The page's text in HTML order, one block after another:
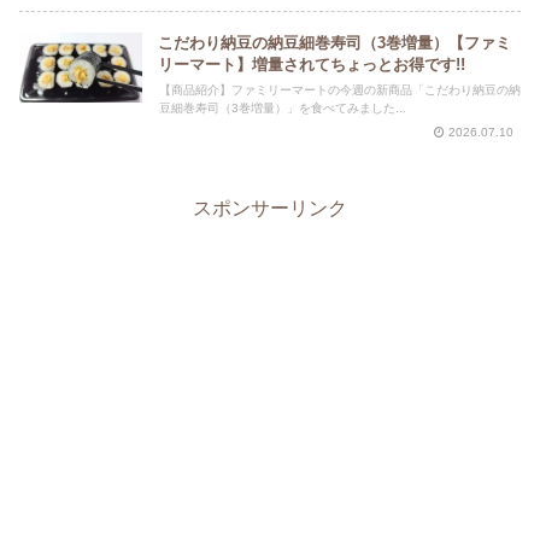
こだわり納豆の納豆細巻寿司（3巻増量）【ファミ
リーマート】増量されてちょっとお得です!!
【商品紹介】ファミリーマートの今週の新商品「こだわり納豆の納
豆細巻寿司（3巻増量）」を食べてみました...
2026.07.10
スポンサーリンク